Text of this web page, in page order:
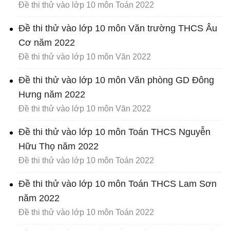
Đề thi thử vào lớp 10 môn Toán 2022
Đề thi thử vào lớp 10 môn Văn trường THCS Âu
Cơ năm 2022
Đề thi thử vào lớp 10 môn Văn 2022
Đề thi thử vào lớp 10 môn Văn phòng GD Đông
Hưng năm 2022
Đề thi thử vào lớp 10 môn Văn 2022
Đề thi thử vào lớp 10 môn Toán THCS Nguyễn
Hữu Thọ năm 2022
Đề thi thử vào lớp 10 môn Toán 2022
Đề thi thử vào lớp 10 môn Toán THCS Lam Sơn
năm 2022
Đề thi thử vào lớp 10 môn Toán 2022